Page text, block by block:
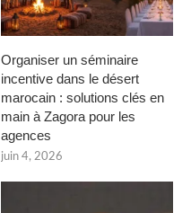
Organiser un séminaire
incentive dans le désert
marocain : solutions clés en
main à Zagora pour les
agences
juin 4, 2026